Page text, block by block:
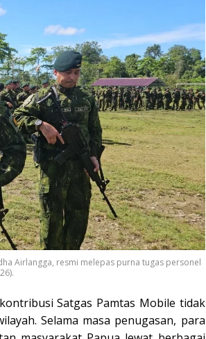
Airlangga, resmi melepas purna tugas personel
Satgas Pamtas Mobile tidak
Selama masa penugasan, para